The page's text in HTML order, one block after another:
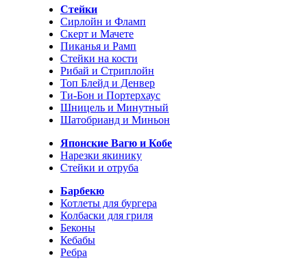
Стейки
Сирлойн и Фламп
Скерт и Мачете
Пиканья и Рамп
Стейки на кости
Рибай и Стриплойн
Топ Блейд и Денвер
Ти-Бон и Портерхаус
Шницель и Минутный
Шатобрианд и Миньон
Японские Вагю и Кобе
Нарезки якинику
Стейки и отруба
Барбекю
Котлеты для бургера
Колбаски для гриля
Беконы
Кебабы
Ребра